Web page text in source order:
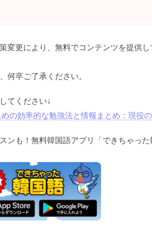
変更により、無料でコンテンツを提供
何卒ご了承ください。
てください↓
の効率的な勉強法と情報まとめ：現役の
ンも！無料韓国語アプリ「できちゃっ